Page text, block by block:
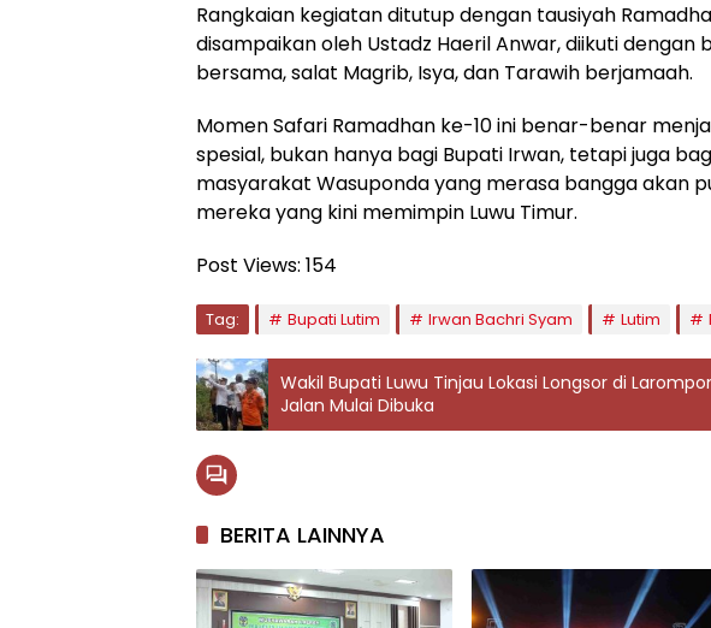
Rangkaian kegiatan ditutup dengan tausiyah
disampaikan oleh Ustadz Haeril Anwar, diikuti dengan
bersama, salat Magrib, Isya, dan Tarawih berjamaah.
Momen Safari Ramadhan ke-10 ini benar-benar
spesial, bukan hanya bagi Bupati Irwan, tetapi juga
masyarakat Wasuponda yang merasa bangga akan
mereka yang kini memimpin Luwu Timur.
Post Views: 154
Tag: Bupati Lutim Irwan Bachri Syam Lutim
Wakil Bupati Luwu Tinjau Lokasi Longsor di
Jalan Mulai Dibuka
BERITA LAINNYA